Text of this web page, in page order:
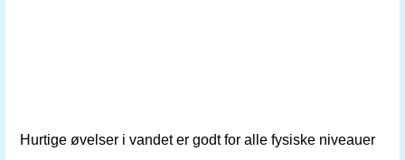
Hurtige øvelser i vandet er godt for alle fysiske niveauer